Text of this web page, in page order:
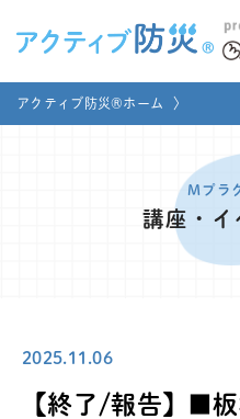
アクティブ防災とは?
家庭でやってみよう
メディア掲載
アクティブ防災®ホーム 〉
Mプラ
講座・イ
2025.11.06
【終了/報告】■